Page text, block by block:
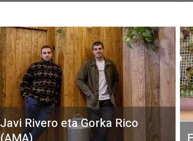
Javi Rivero eta Gorka Rico